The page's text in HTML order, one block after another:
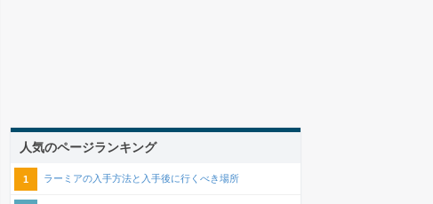
人気のページランキング
ラーミアの入手方法と入手後に行くべき場所